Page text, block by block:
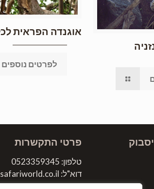
אוגנדה הפראית
לפרטים נוספים
פרטי התקשרות
טלפון: 0523359345
דוא"ל: aviad@safariworld.co.il